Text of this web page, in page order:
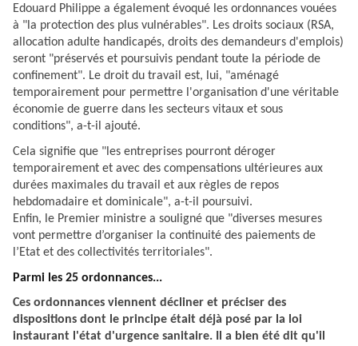
Edouard Philippe a également évoqué les ordonnances vouées
à "la protection des plus vulnérables". Les droits sociaux (RSA,
allocation adulte handicapés, droits des demandeurs d'emplois)
seront "préservés et poursuivis pendant toute la période de
confinement". Le droit du travail est, lui, "aménagé
temporairement pour permettre l'organisation d'une véritable
économie de guerre dans les secteurs vitaux et sous
conditions", a-t-il ajouté.
Cela signifie que "les entreprises pourront déroger
temporairement et avec des compensations ultérieures aux
durées maximales du travail et aux règles de repos
hebdomadaire et dominicale", a-t-il poursuivi.
Enfin, le Premier ministre a souligné que "diverses mesures
vont permettre d’organiser la continuité des paiements de
l’Etat et des collectivités territoriales".
Parmi les 25 ordonnances...
Ces ordonnances viennent décliner et préciser des
dispositions dont le principe était déjà posé par la loi
instaurant l'état d'urgence sanitaire. Il a bien été dit qu'il